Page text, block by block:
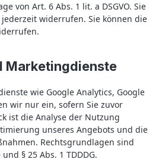
von Art. 6 Abs. 1 lit. a DSGVO. Sie
widerrufen. Sie können die
Marketingdienste
wie Google Analytics, Google
wir nur ein, sofern Sie zuvor
ist die Analyse der Nutzung
unseres Angebots und die
Rechtsgrundlagen sind
§ 25 Abs. 1 TDDDG.